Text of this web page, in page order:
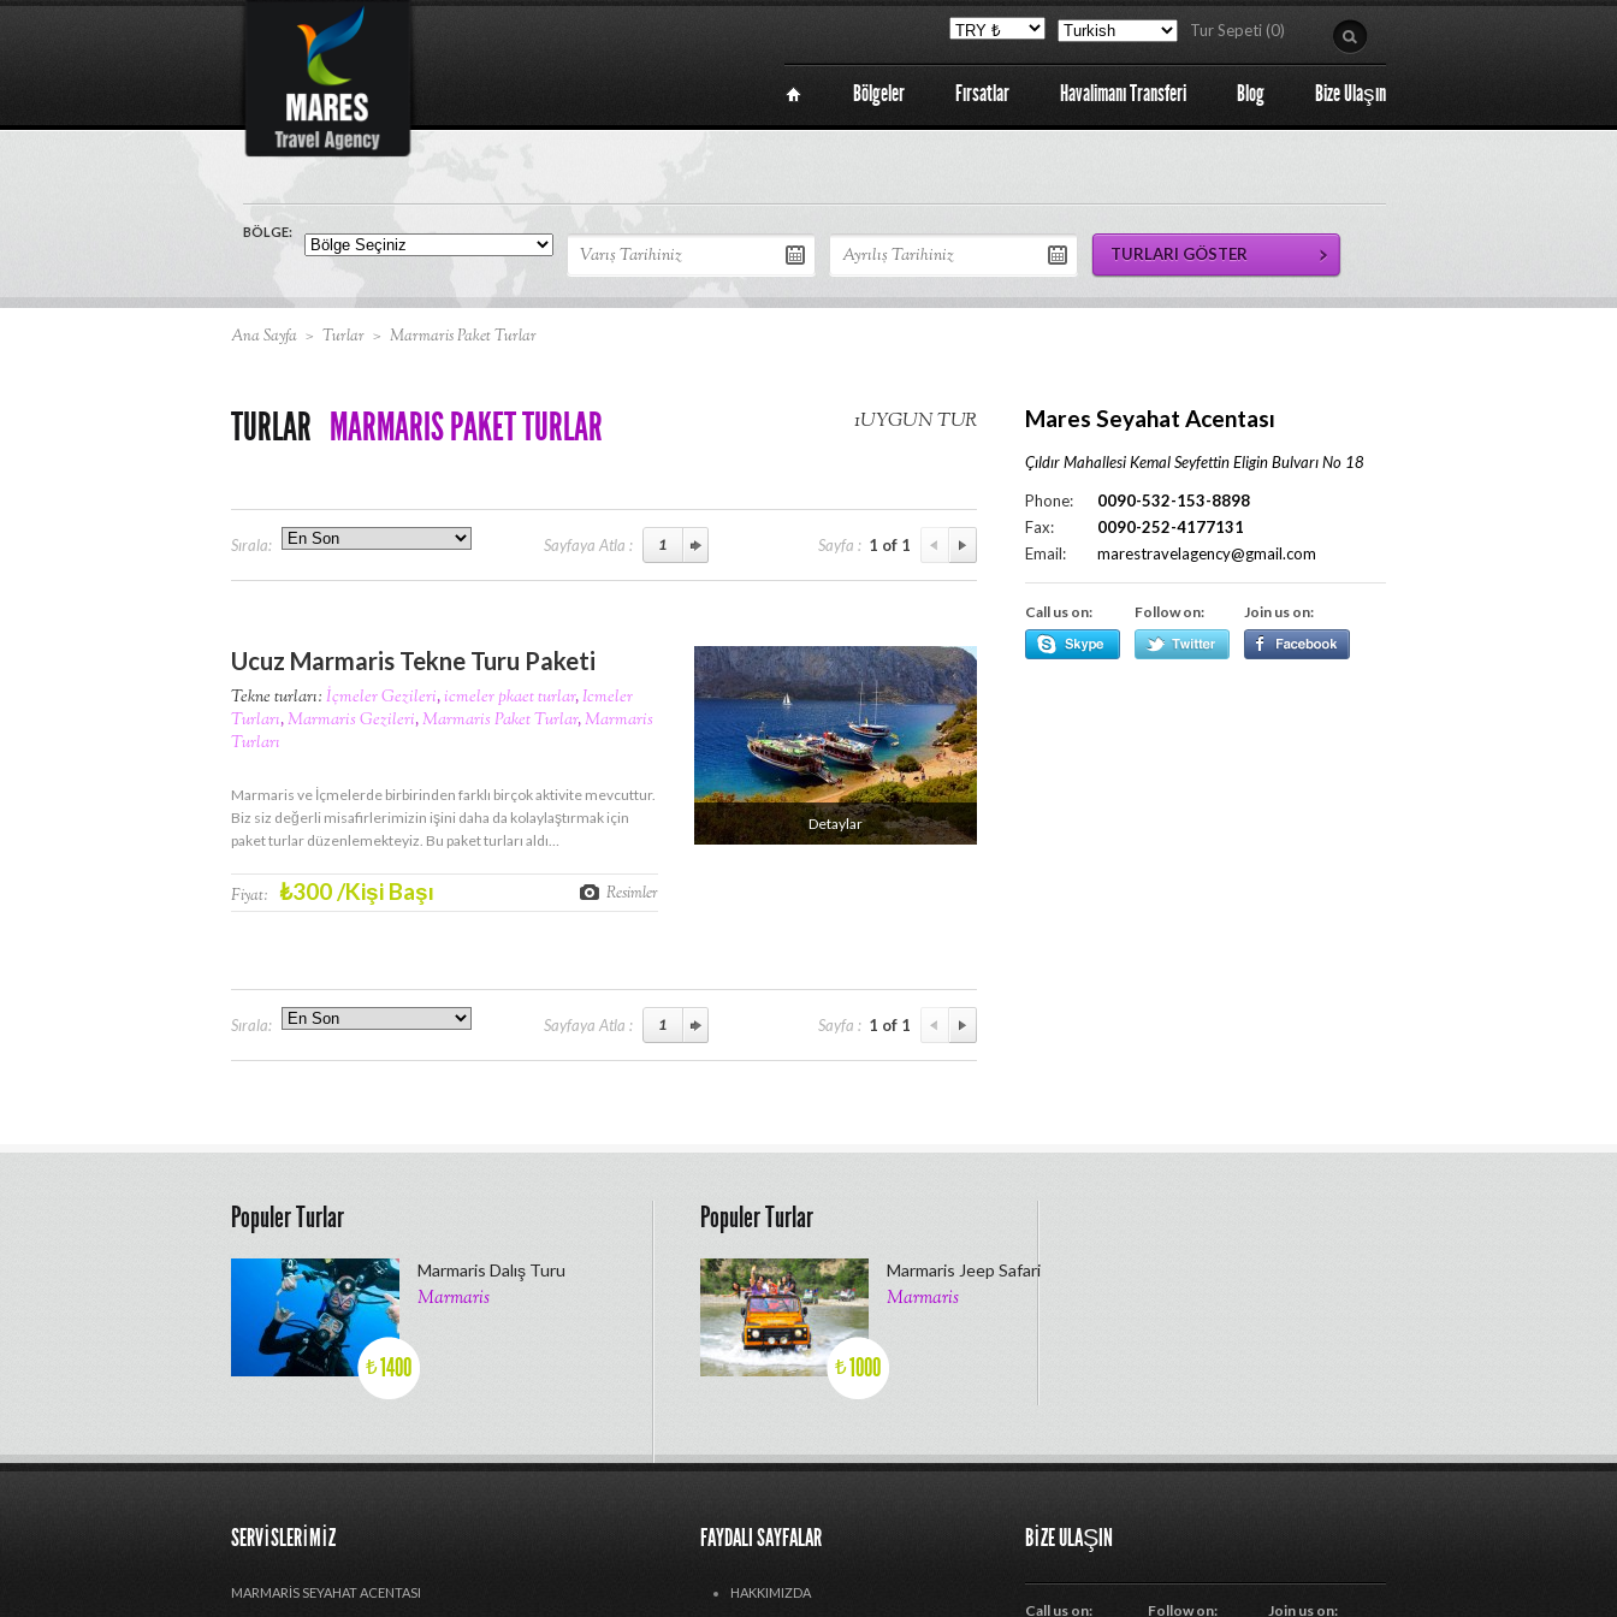
Tur Sepeti (0)
Bölgeler Fırsatlar Havalimanı Transferi Blog Bize Ulaşın
BÖLGE:
Ana Sayfa > Turlar > Marmaris Paket Turlar
TURLAR MARMARIS PAKET TURLAR 1UYGUN TUR
Sırala: Sayfaya Atla : Sayfa : 1 of 1
Detaylar
Ucuz Marmaris Tekne Turu Paketi
Tekne turları: İçmeler Gezileri,icmeler pkaet turlar,Icmeler
Turları,Marmaris Gezileri,Marmaris Paket Turlar,Marmaris
Turları
Marmaris ve İçmelerde birbirinden farklı birçok aktivite mevcuttur.
Biz siz değerli misafirlerimizin işini daha da kolaylaştırmak için
paket turlar düzenlemekteyiz. Bu paket turları aldı…
Fiyat: ₺300/Kişi Başı Resimler
Sırala: Sayfaya Atla : Sayfa : 1 of 1
Mares Seyahat Acentası
Çıldır Mahallesi Kemal Seyfettin Eligin Bulvarı No 18
Phone:
0090-532-153-8898
Fax:
0090-252-4177131
Email:
marestravelagency@gmail.com
Call us on: Follow on: Join us on:
Populer Turlar
₺1400
Marmaris Dalış Turu
Marmaris
Populer Turlar
₺1000
Marmaris Jeep Safari
Marmaris
SERVISLERIMIZ
MARMARIS SEYAHAT ACENTASI
FAYDALI SAYFALAR
HAKKIMIZDA
BIZE ULAŞIN
Call us on: Follow on: Join us on: